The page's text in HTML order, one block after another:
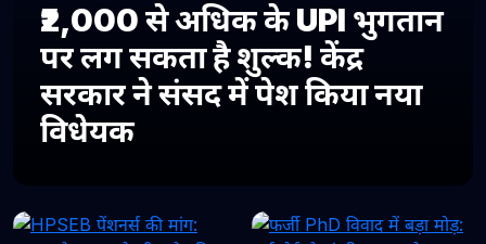
₹2,000 से अधिक के UPI भुगतान
पर लग सकता है शुल्क! केंद्र
सरकार ने संसद में पेश किया नया
विधेयक